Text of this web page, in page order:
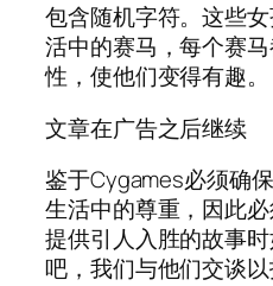
包含随机字符。这些
活中的赛马，每个赛
性，使他们变得有趣。
文章在广告之后继续
鉴于Cygames必须确
生活中的尊重，因此
提供引人入胜的故事
吧，我们与他们交谈以